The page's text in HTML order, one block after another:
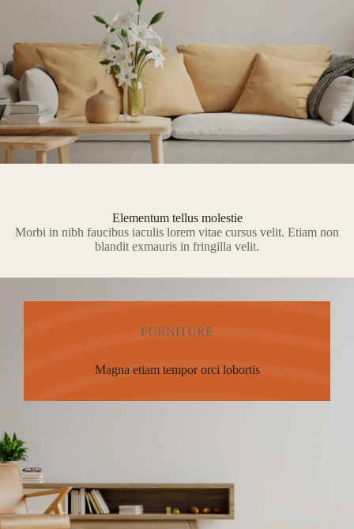
Elementum tellus molestie
Morbi in nibh faucibus iaculis lorem vitae cursus velit. Etiam non
blandit exmauris in fringilla velit.
FURNITURE
Magna etiam tempor orci lobortis